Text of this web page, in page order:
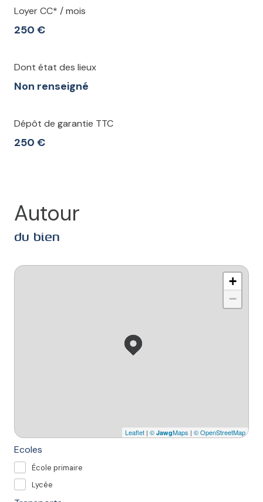
Loyer CC* / mois
250 €
Dont état des lieux
Non renseigné
Dépôt de garantie TTC
250 €
Autour
du bien
+
−
Leaflet | © JawgMaps | © OpenStreetMap
Ecoles
École primaire
Lycée